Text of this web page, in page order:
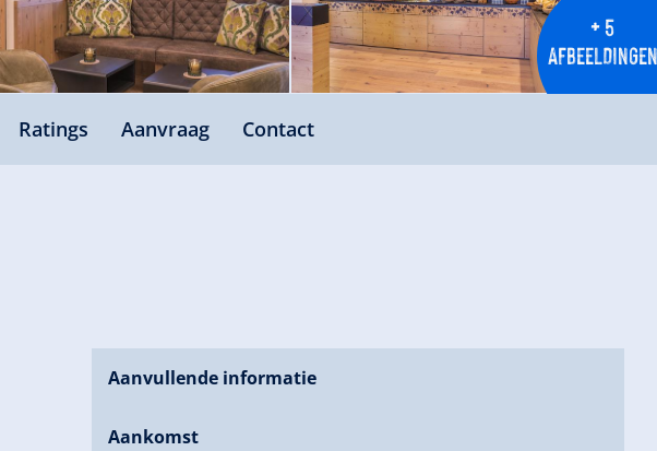
+ 5
AFBEELDINGEN
Ratings Aanvraag Contact
Aanvullende informatie
Aankomst